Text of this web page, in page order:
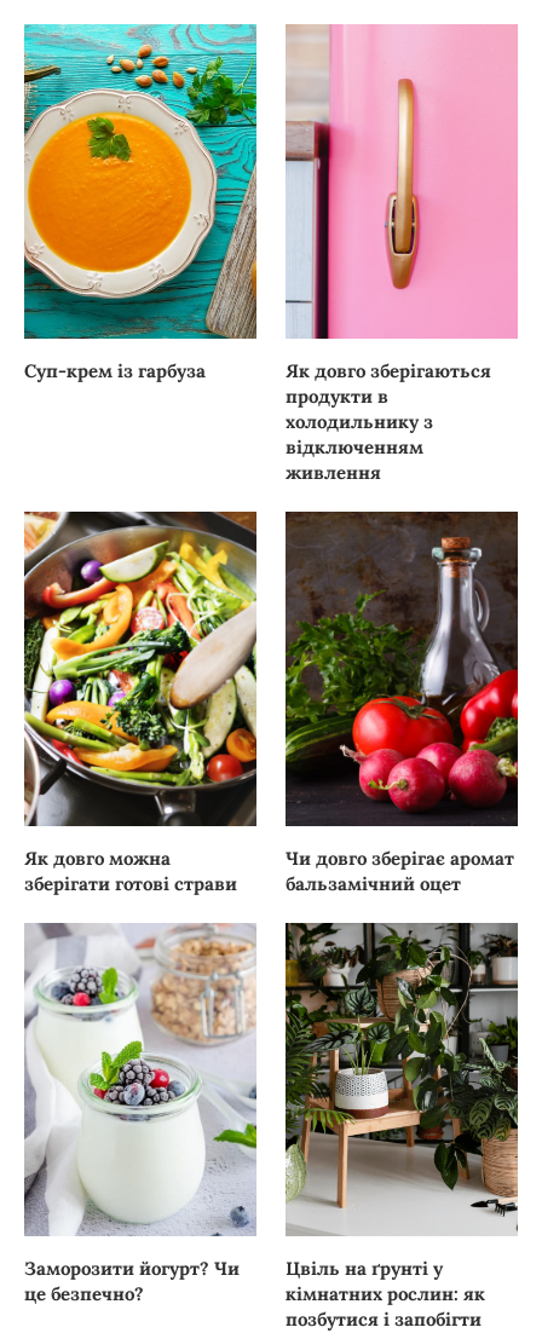
Суп-крем із гарбуза
Як довго зберігаються
продукти в
холодильнику з
відключенням
живлення
Як довго можна
зберігати готові страви
Чи довго зберігає аромат
бальзамічний оцет
Заморозити йогурт? Чи
це безпечно?
Цвіль на ґрунті у
кімнатних рослин: як
позбутися і запобігти